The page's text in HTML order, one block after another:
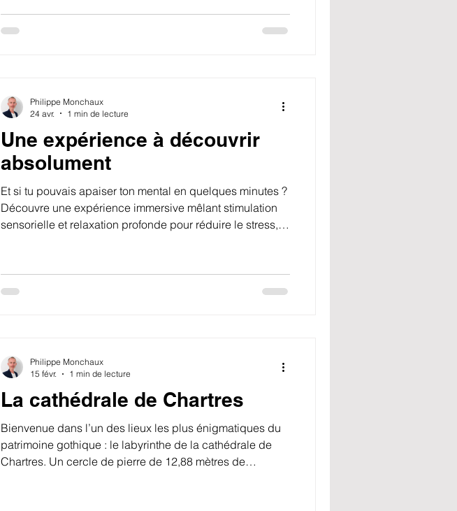
Une expérience à découvrir
absolument
Et si tu pouvais apaiser ton mental en quelques minutes ?
Découvre une expérience immersive mêlant stimulation
sensorielle et relaxation profonde pour réduire le stress, te
Philippe Monchaux
24 avr.
1 min de lecture
La cathédrale de Chartres
Bienvenue dans l’un des lieux les plus énigmatiques du
patrimoine gothique : le labyrinthe de la cathédrale de
Chartres. Un cercle de pierre de 12,88 mètres de
Philippe Monchaux
15 févr.
1 min de lecture